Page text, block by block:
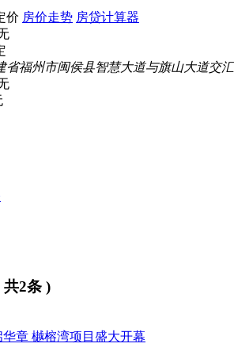
价 房价走势 房贷计算器
省福州市闽侯县智慧大道与旗山大道交
共2条 )